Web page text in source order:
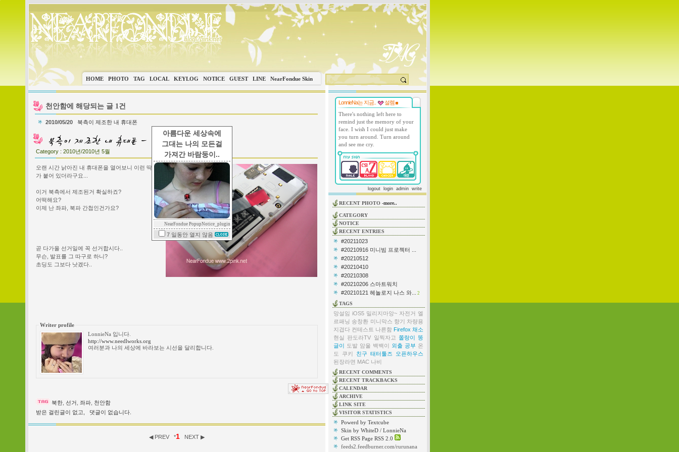
아름다운 세상속에
그대는 나의 모든걸
가져간 바람둥이..
NearFondue PopupNotice_plugin
7 일동안 열지 않음
HOME PHOTO TAG LOCAL KEYLOG NOTICE GUEST LINE NearFondue Skin
천안함에 해당되는 글 1건
2010/05/20 북측이 제조한 내 휴대폰
Category : 2010년/2010년 5월
오랜 시간 낡아진 내 휴대폰을 열어보니 이런 딱지
가 붙어 있더라구요...
이거 북측에서 제조된거 확실하죠?
어떡해요?
이제 난 좌파, 북파 간첩인건가요?
곧 다가올 선거일에 꼭 선거합시다..
무슨, 발표를 그 따구로 하니?
초딩도 그보다 낫겠다..
Writer profile
LonnieNa 입니다.
http://www.needlworks.org
여러분과 나의 세상에 바라보는 시선을 달리합니다.
북한 선거 좌파 천안함
받은 걸린글이 없고,
댓글이 없습니다.
◀ PREV *1 NEXT ▶
LonnieNa는 지금..
설렘
There's nothing left here to
remind just the memory of your
face. I wish I could just make
you turn around. Turn around
and see me cry.
logout login admin write
RECENT PHOTO -more..
CATEGORY
NOTICE
RECENT ENTRIES
#20211023
#20210916 미니빔 프로젝터 ...
#20210512
#20210410
#20210308
#20210206 스마트워치
#20210121 헤놀로지 나스 와...
2
TAGS
망설임 iOS5 밀리지마앙~ 자전거 엘
르패닝 송창환 미니막스 향기 차량용
지겹다 컨테스트 나른함 Firefox 채소
현실
판도라TV 일찍자고 쫄랑이 똥
글이 도발 암울 백백이 외출 공부 온
도
쿠키 친구 태터툴즈 오픈하우스
된장라면 MAC 나비
RECENT COMMENTS
RECENT TRACKBACKS
CALENDAR
ARCHIVE
LINK SITE
VISITOR STATISTICS
Powerd by Textcube
Skin by WhiteD / LonnieNa
Get RSS Page RSS 2.0
feeds2.feedburner.com/rurunana